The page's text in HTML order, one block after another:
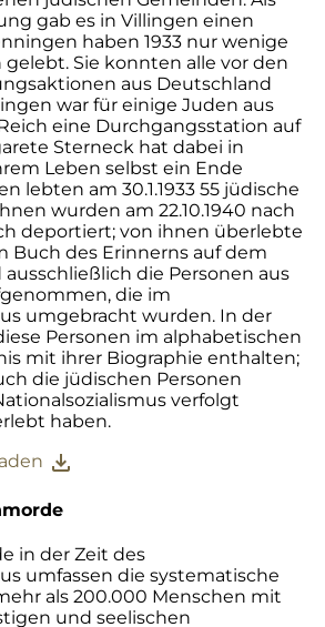
gab es in Villingen einen
haben 1933 nur wenige
Sie konnten alle vor den
aus Deutschland
war für einige Juden aus
eine Durchgangsstation auf
Sterneck hat dabei in
Leben selbst ein Ende
lebten am 30.1.1933 55 jüdische
wurden am 22.10.1940 nach
deportiert; von ihnen überlebte
Buch des Erinnerns auf dem
die Personen aus
die im
umgebracht wurden. In der
Personen im alphabetischen
mit ihrer Biographie enthalten;
die jüdischen Personen
verfolgt
haben.
download
in der Zeit des
umfassen die systematische
als 200.000 Menschen mit
und seelischen